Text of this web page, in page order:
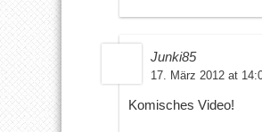
Junki85
17. März 2012 at
Komisches Video!